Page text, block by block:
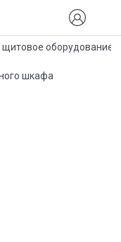
оборудование
шкафа